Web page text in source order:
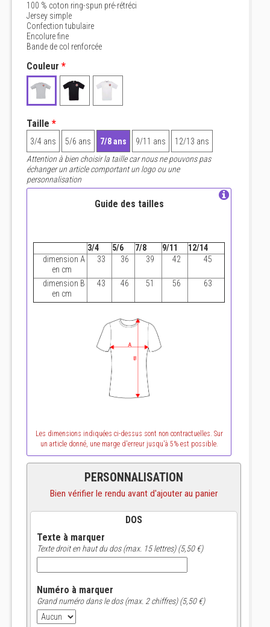
100 % coton ring-spun pré-rétréci
Jersey simple
Confection tubulaire
Encolure fine
Bande de col renforcée
Couleur *
Taille *
3/4 ans 5/6 ans 7/8 ans 9/11 ans
12/13 ans
Attention à bien choisir la taille car nous ne pouvons pas
échanger un article comportant un logo ou une
personnalisation
Guide des tailles
3/4 5/6 7/8 9/11
12/14
dimension A
en cm
33 36 39 42 45
dimension B
en cm
43 46 51 56 63
Les dimensions indiquées ci-dessus sont non contractuelles. Sur
un article donné, une marge d'erreur jusqu'à 5% est possible.
PERSONNALISATION
Bien vérifier le rendu avant d'ajouter au panier
DOS
Texte à marquer
Texte droit en haut du dos (max. 15 lettres) (5,50 €)
Numéro à marquer
Grand numéro dans le dos (max. 2 chiffres) (5,50 €)